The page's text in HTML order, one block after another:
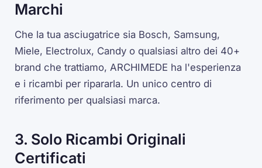
Marchi
Che la tua asciugatrice sia Bosch, Samsung,
Miele, Electrolux, Candy o qualsiasi altro dei 40+
brand che trattiamo, ARCHIMEDE ha l'esperienza
e i ricambi per ripararla. Un unico centro di
riferimento per qualsiasi marca.
3. Solo Ricambi Originali
Certificati